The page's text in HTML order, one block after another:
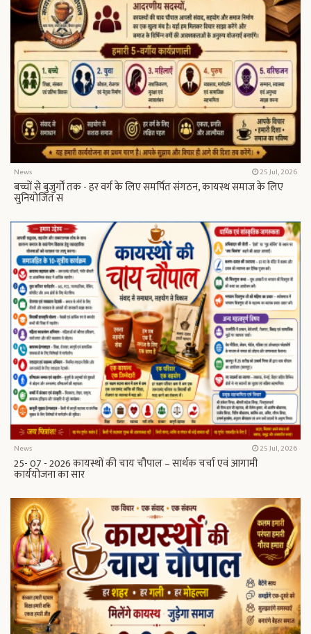
News 25 Jul, 2026
बच्चों से बुजुर्गों तक - हर वर्ग के लिए समर्पित संगठन, कायस्थ समाज के लिए
सुनियोजित स
News 25 Jul, 2026
25- 07 - 2026 कायस्थों की चाय चौपाल – सार्थक चर्चा एवं आगामी
कार्ययोजना का सार